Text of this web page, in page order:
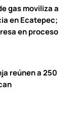
gas moviliza a
en Ecatepec;
en proceso
reúnen a 250